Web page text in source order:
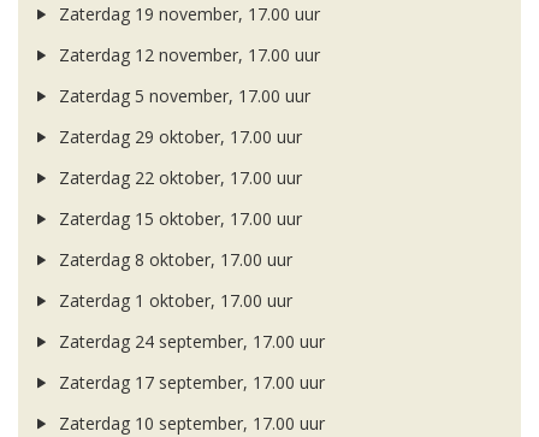
Zaterdag 19 november, 17.00 uur
Zaterdag 12 november, 17.00 uur
Zaterdag 5 november, 17.00 uur
Zaterdag 29 oktober, 17.00 uur
Zaterdag 22 oktober, 17.00 uur
Zaterdag 15 oktober, 17.00 uur
Zaterdag 8 oktober, 17.00 uur
Zaterdag 1 oktober, 17.00 uur
Zaterdag 24 september, 17.00 uur
Zaterdag 17 september, 17.00 uur
Zaterdag 10 september, 17.00 uur